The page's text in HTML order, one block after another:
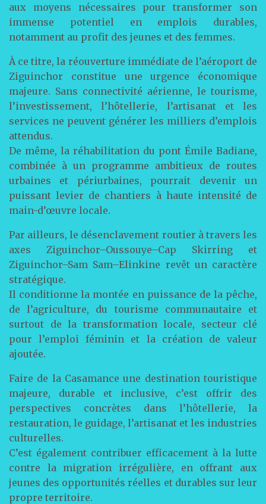
aux moyens nécessaires pour transformer son
immense potentiel en emplois durables,
notamment au profit des jeunes et des femmes.
À ce titre, la réouverture immédiate de l’aéroport de
Ziguinchor constitue une urgence économique
majeure. Sans connectivité aérienne, le tourisme,
l’investissement, l’hôtellerie, l’artisanat et les
services ne peuvent générer les milliers d’emplois
attendus.
De même, la réhabilitation du pont Émile Badiane,
combinée à un programme ambitieux de routes
urbaines et périurbaines, pourrait devenir un
puissant levier de chantiers à haute intensité de
main-d’œuvre locale.
Par ailleurs, le désenclavement routier à travers les
axes Ziguinchor–Oussouye–Cap Skirring et
Ziguinchor–Sam Sam–Elinkine revêt un caractère
stratégique.
Il conditionne la montée en puissance de la pêche,
de l’agriculture, du tourisme communautaire et
surtout de la transformation locale, secteur clé
pour l’emploi féminin et la création de valeur
ajoutée.
Faire de la Casamance une destination touristique
majeure, durable et inclusive, c’est offrir des
perspectives concrètes dans l’hôtellerie, la
restauration, le guidage, l’artisanat et les industries
culturelles.
C’est également contribuer efficacement à la lutte
contre la migration irrégulière, en offrant aux
jeunes des opportunités réelles et durables sur leur
propre territoire.